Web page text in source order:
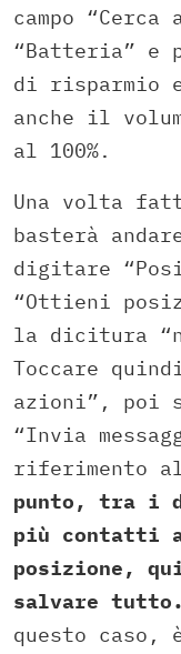
campo
“Batteria” e
di risparmio
anche il
al 100%.
Una volta
basterà
digitare
“Ottieni
la dicitura
Toccare
azioni”, poi
“Invia
riferimento
punto, tra i
più contatti
posizione,
salvare tutto.
questo caso,